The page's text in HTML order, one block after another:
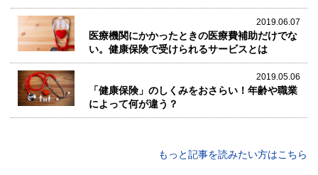
2019.06.07
医療機関にかかったときの医療費補助だけでな
い。健康保険で受けられるサービスとは
2019.05.06
「健康保険」のしくみをおさらい！年齢や職業
によって何が違う？
もっと記事を読みたい方はこちら